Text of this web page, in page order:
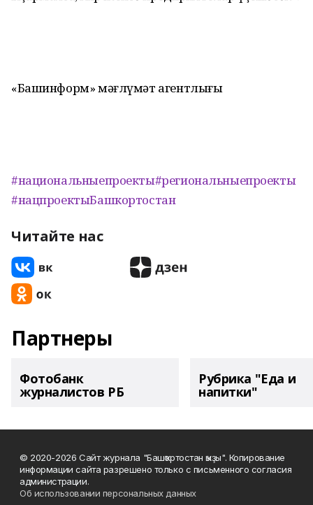
«Башинформ» мәғлүмәт агентлығы
#национальныепроекты#региональныепроекты
#нацпроектыБашкортостан
Читайте нас
Партнеры
Фотобанк
журналистов РБ
Рубрика "Еда и
напитки"
© 2020-2026 Сайт журнала "Башҡортостан ҡыҙы". Копирование
информации сайта разрешено только с письменного согласия
администрации.
Об использовании персональных данных